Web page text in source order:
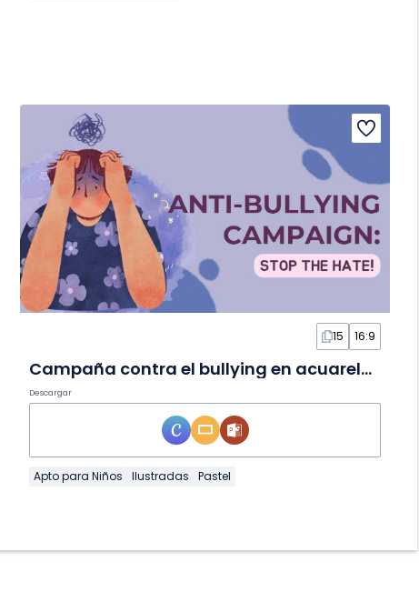
15 16:9
Campaña contra el bullying en acuarela en Diapositivas
Descargar
Apto para Niños Ilustradas Pastel